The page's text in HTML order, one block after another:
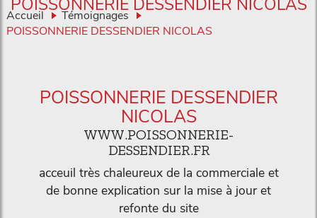
Accueil
Témoignages
POISSONNERIE DESSENDIER NICOLAS
POISSONNERIE DESSENDIER NICOLAS
POISSONNERIE DESSENDIER
NICOLAS
WWW.POISSONNERIE-
DESSENDIER.FR
acceuil très chaleureux de la commerciale et
de bonne explication sur la mise à jour et
refonte du site